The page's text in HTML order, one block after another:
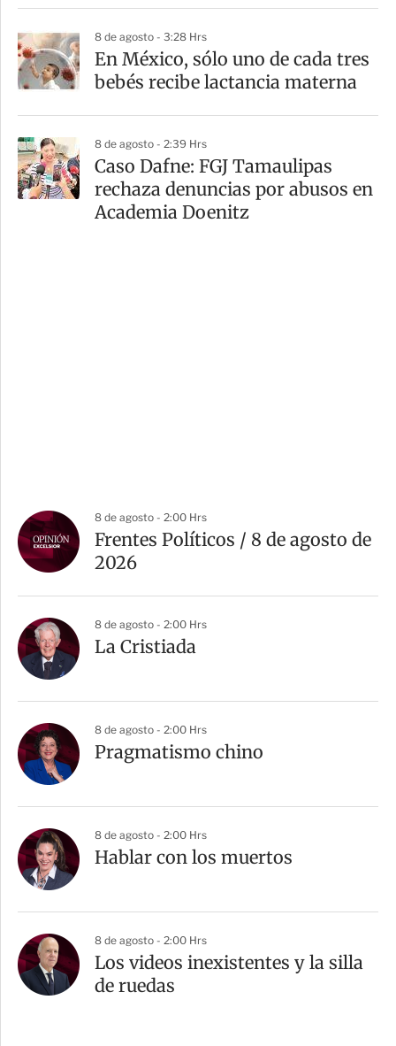
8 de agosto - 3:28 Hrs
En México, sólo uno de cada tres
bebés recibe lactancia materna
8 de agosto - 2:39 Hrs
Caso Dafne: FGJ Tamaulipas
rechaza denuncias por abusos en
Academia Doenitz
8 de agosto - 2:00 Hrs
Frentes Políticos / 8 de agosto de
2026
8 de agosto - 2:00 Hrs
La Cristiada
8 de agosto - 2:00 Hrs
Pragmatismo chino
8 de agosto - 2:00 Hrs
Hablar con los muertos
8 de agosto - 2:00 Hrs
Los videos inexistentes y la silla
de ruedas